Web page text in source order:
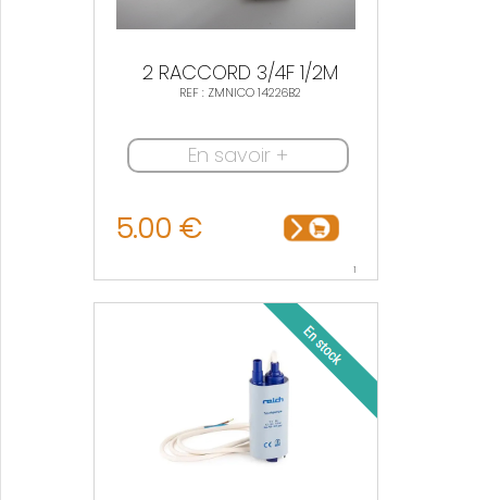
2 RACCORD 3/4F 1/2M
REF : ZMNICO 14226B2
En savoir +
5.00 €
1